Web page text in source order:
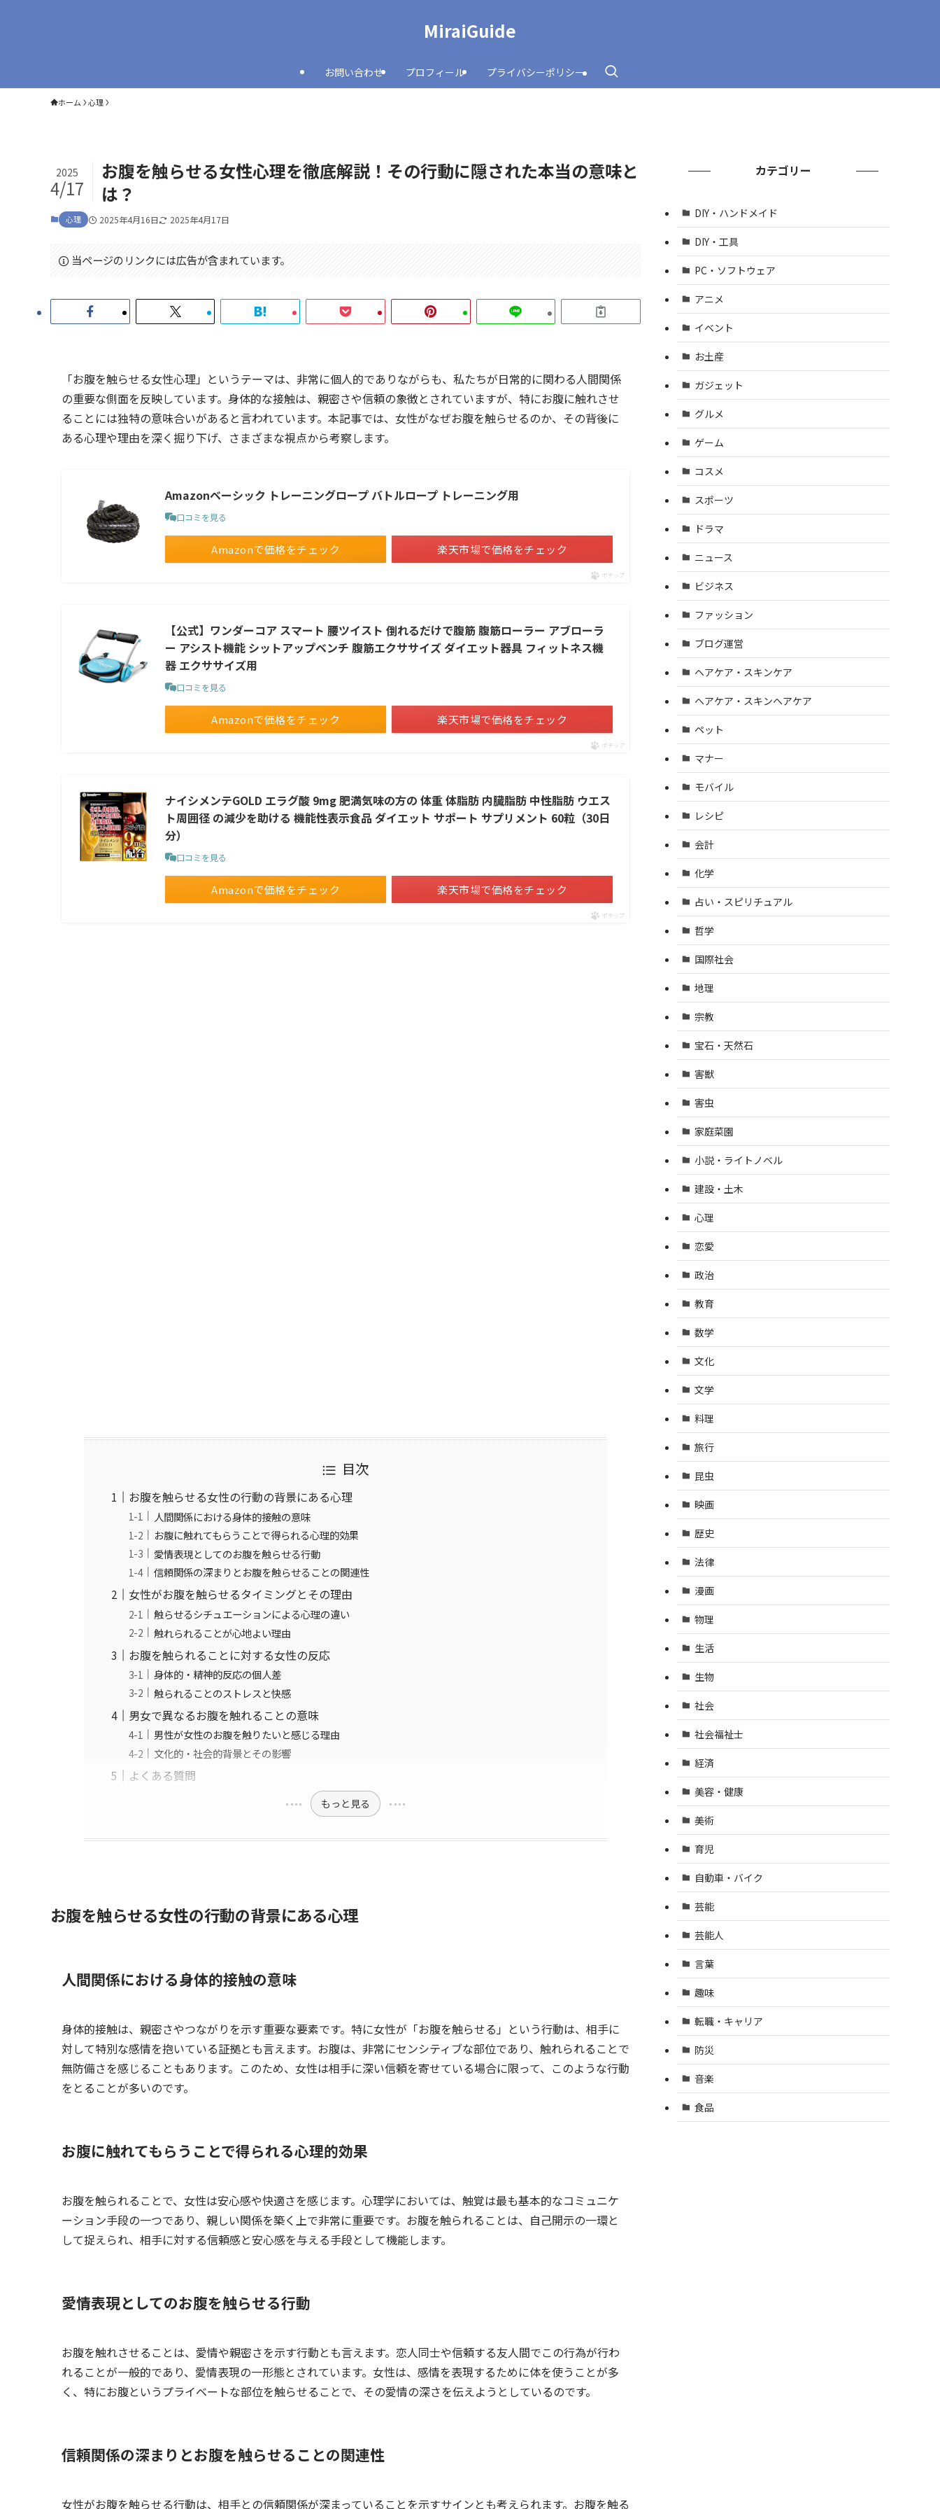
MiraiGuide
お問い合わせ プロフィール プライバシーポリシー
ホーム 心理
お腹を触らせる女性心理を徹底解説！その行動に隠された本当の意味と
は？
2025
4/17
心理 2025年4月16日 2025年4月17日
当ページのリンクには広告が含まれています。
「お腹を触らせる女性心理」というテーマは、非常に個人的でありながらも、私たちが日常的に関わる人間関係
の重要な側面を反映しています。身体的な接触は、親密さや信頼の象徴とされていますが、特にお腹に触れさせ
ることには独特の意味合いがあると言われています。本記事では、女性がなぜお腹を触らせるのか、その背後に
ある心理や理由を深く掘り下げ、さまざまな視点から考察します。
Amazonベーシック トレーニングロープ バトルロープ トレーニング用
口コミを見る
Amazonで価格をチェック 楽天市場で価格をチェック
ポチップ
【公式】ワンダーコア スマート 腰ツイスト 倒れるだけで腹筋 腹筋ローラー アブローラ
ー アシスト機能 シットアップベンチ 腹筋エクササイズ ダイエット器具 フィットネス機
器 エクササイズ用
口コミを見る
Amazonで価格をチェック 楽天市場で価格をチェック
ポチップ
ナイシメンテGOLD エラグ酸 9mg 肥満気味の方の 体重 体脂肪 内臓脂肪 中性脂肪 ウエス
ト周囲径 の減少を助ける 機能性表示食品 ダイエット サポート サプリメント 60粒（30日
分）
口コミを見る
Amazonで価格をチェック 楽天市場で価格をチェック
ポチップ
目次
お腹を触らせる女性の行動の背景にある心理
人間関係における身体的接触の意味
お腹に触れてもらうことで得られる心理的効果
愛情表現としてのお腹を触らせる行動
信頼関係の深まりとお腹を触らせることの関連性
女性がお腹を触らせるタイミングとその理由
触らせるシチュエーションによる心理の違い
触れられることが心地よい理由
お腹を触られることに対する女性の反応
身体的・精神的反応の個人差
触られることのストレスと快感
男女で異なるお腹を触れることの意味
男性が女性のお腹を触りたいと感じる理由
文化的・社会的背景とその影響
よくある質問
もっと見る
お腹を触らせる女性の行動の背景にある心理
人間関係における身体的接触の意味
身体的接触は、親密さやつながりを示す重要な要素です。特に女性が「お腹を触らせる」という行動は、相手に
対して特別な感情を抱いている証拠とも言えます。お腹は、非常にセンシティブな部位であり、触れられることで
無防備さを感じることもあります。このため、女性は相手に深い信頼を寄せている場合に限って、このような行動
をとることが多いのです。
お腹に触れてもらうことで得られる心理的効果
お腹を触られることで、女性は安心感や快適さを感じます。心理学においては、触覚は最も基本的なコミュニケ
ーション手段の一つであり、親しい関係を築く上で非常に重要です。お腹を触られることは、自己開示の一環と
して捉えられ、相手に対する信頼感と安心感を与える手段として機能します。
愛情表現としてのお腹を触らせる行動
お腹を触れさせることは、愛情や親密さを示す行動とも言えます。恋人同士や信頼する友人間でこの行為が行わ
れることが一般的であり、愛情表現の一形態とされています。女性は、感情を表現するために体を使うことが多
く、特にお腹というプライベートな部位を触らせることで、その愛情の深さを伝えようとしているのです。
信頼関係の深まりとお腹を触らせることの関連性
女性がお腹を触らせる行動は、相手との信頼関係が深まっていることを示すサインとも考えられます。お腹を触る
カテゴリー
DIY・ハンドメイド
DIY・工具
PC・ソフトウェア
アニメ
イベント
お土産
ガジェット
グルメ
ゲーム
コスメ
スポーツ
ドラマ
ニュース
ビジネス
ファッション
ブログ運営
ヘアケア・スキンケア
ヘアケア・スキンヘアケア
ペット
マナー
モバイル
レシピ
会計
化学
占い・スピリチュアル
哲学
国際社会
地理
宗教
宝石・天然石
害獣
害虫
家庭菜園
小説・ライトノベル
建設・土木
心理
恋愛
政治
教育
数学
文化
文学
料理
旅行
昆虫
映画
歴史
法律
漫画
物理
生活
生物
社会
社会福祉士
経済
美容・健康
美術
育児
自動車・バイク
芸能
芸能人
言葉
趣味
転職・キャリア
防災
音楽
食品